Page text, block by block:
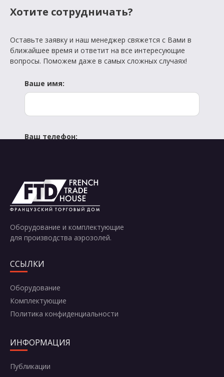
Хотите сотрудничать?
Оставьте заявку и наш менеджер свяжется с Вами в
ближайшее время и ответит на все интересующие
вопросы. Поможем даже в самых сложных случаях!
Ваше имя:
Ваш телефон:
Отправить
Оборудование и комплектующие
для производства аэрозолей.
ССЫЛКИ
Оборудование
Комплектующие
Политика конфиденциальности
ИНФОРМАЦИЯ
Публикации